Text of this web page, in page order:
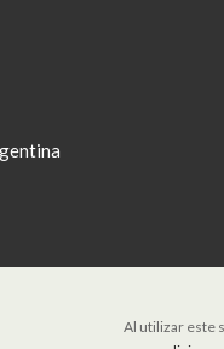
Al utilizar este